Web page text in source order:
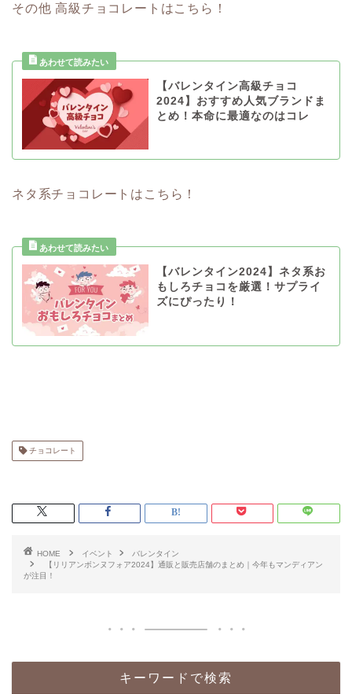
その他 高級チョコレートはこちら！
【バレンタイン高級チョコ
2024】おすすめ人気ブランドま
とめ！本命に最適なのはコレ
ネタ系チョコレートはこちら！
【バレンタイン2024】ネタ系お
もしろチョコを厳選！サプライ
ズにぴったり！
チョコレート
HOME イベント
バレンタイン
【リリアンボンヌフォア2024】通販と販売店舗のまとめ｜今年もマンディアン
が注目！
キーワードで検索